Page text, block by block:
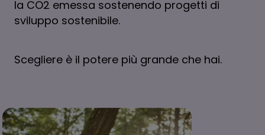
la CO2 emessa sostenendo progetti di
sviluppo sostenibile.
Scegliere è il potere più grande che hai.